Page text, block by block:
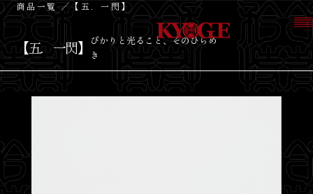
About
商品一覧 ／【五．一閃】
【五．一閃】
ぴかりと光ること、そのひらめ
き